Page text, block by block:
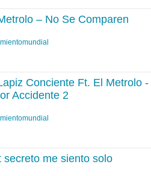
– No Se Comparen
Conciente Ft. El Metrolo -
Accidente 2
secreto me siento solo